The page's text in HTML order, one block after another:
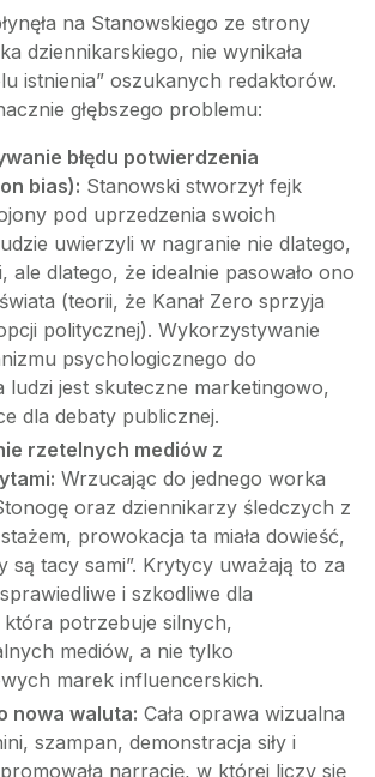
na Stanowskiego ze strony
dziennikarskiego, nie wynikała
istnienia” oszukanych redaktorów.
głębszego problemu:
błędu potwierdzenia
bias): Stanowski stworzył fejk
pod uprzedzenia swoich
uwierzyli w nagranie nie dlatego,
ale dlatego, że idealnie pasowało ono
(teorii, że Kanał Zero sprzyja
politycznej). Wykorzystywanie
psychologicznego do
ludzi jest skuteczne marketingowo,
dla debaty publicznej.
rzetelnych mediów z
Wrzucając do jednego worka
oraz dziennikarzy śledczych z
prowokacja ta miała dowieść,
są tacy sami”. Krytycy uważają to za
i szkodliwe dla
która potrzebuje silnych,
mediów, a nie tylko
marek influencerskich.
nowa waluta: Cała oprawa wizualna
szampan, demonstracja siły i
narrację, w której liczy się